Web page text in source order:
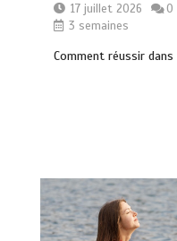
17 juillet 2026
0
3 semaines
Comment réussir